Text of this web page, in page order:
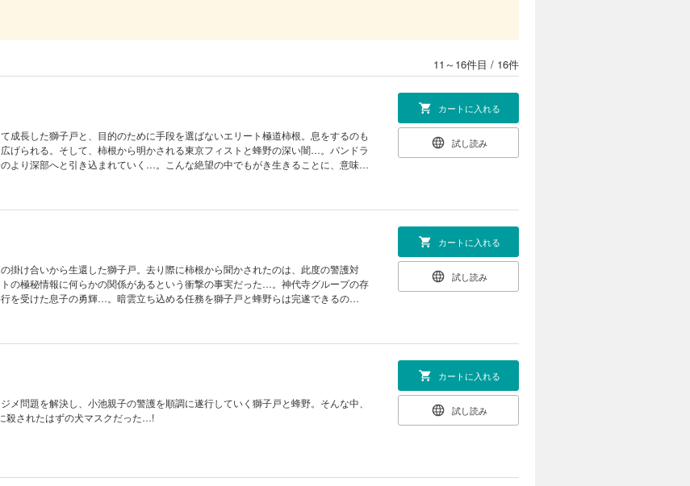
11～16件目 / 16件
が蠢き…!?
成長した獅子戸と、目的のために手段を選ばないエリート極道柿根。息をするのも
げられる。そして、柿根から明かされる東京フィストと蜂野の深い闇…。パンドラ
より深部へと引き込まれていく…。こんな絶望の中でもがき生きることに、意味は
カートに入れる
試し読み
掛け合いから生還した獅子戸。去り際に柿根から聞かされたのは、此度の警護対
の極秘情報に何らかの関係があるという衝撃の事実だった…。神代寺グループの存
を受けた息子の勇輝…。暗雲立ち込める任務を獅子戸と蜂野らは完遂できるの
カートに入れる
試し読み
メ問題を解決し、小池親子の警護を順調に遂行していく獅子戸と蜂野。そんな中、
殺されたはずの犬マスクだった…!
カートに入れる
試し読み